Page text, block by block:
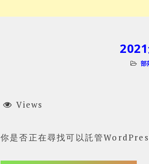
部
Views
你是否正在尋找可以託管